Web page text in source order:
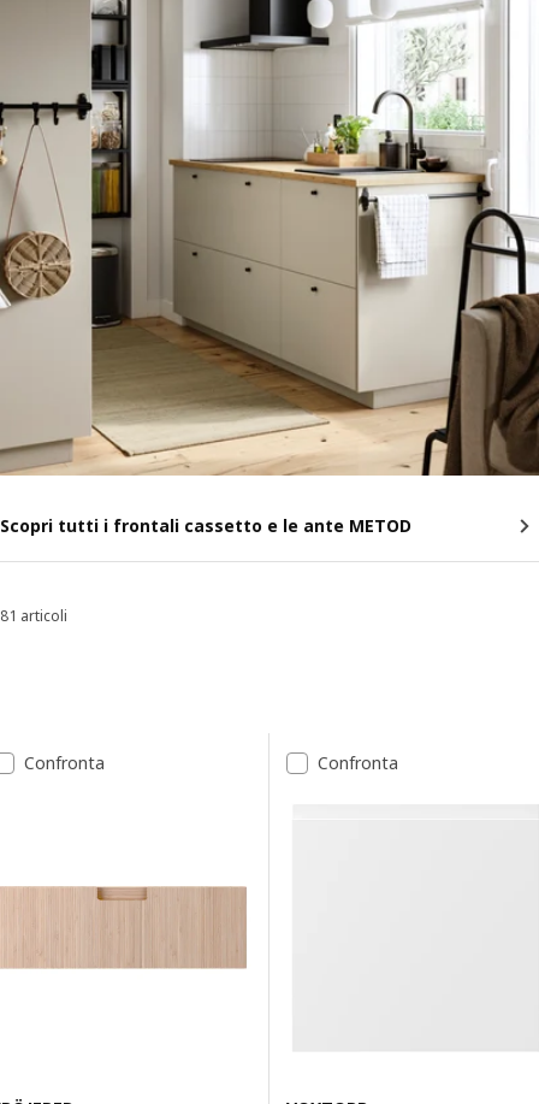
Scopri tutti i frontali cassetto e le ante METOD
Ordina e filtra
81 articoli
Elenco dei risultati
Confronta Confronta